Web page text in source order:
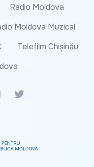
Radio Moldova
Moldova Muzical
Telefilm Chișinău
Twitter